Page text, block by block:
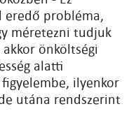
eredő probléma,
méretezni tudjuk
önköltségi
alatti
ilyenkor
utána rendszerint